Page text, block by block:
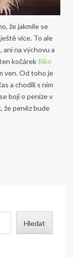
že jakmile se
více. To ale
na výchovu a
kočárek Riko
ven. Od toho je
a chodili s ním
bojí o peníze v
že peněz bude
Hledat